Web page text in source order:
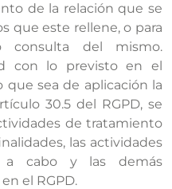
de la relación que se
que este rellene, o para
consulta del mismo.
con lo previsto en el
que sea de aplicación la
30.5 del RGPD, se
de tratamiento
las actividades
a cabo y las demás
el RGPD.